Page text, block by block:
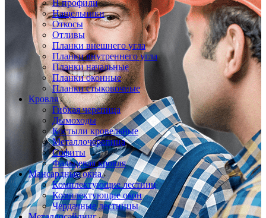
Н профили
Нащельники
Откосы
Отливы
Планки внешнего угла
Планки внутреннего угла
Планки начальные
Планки оконные
Планки стыковочные
Кровля
Гибкая черепица
Дымоходы
Костыли кровельные
Металлочерепица
Софиты
Фальцевая кровля
Мансардные окна
Комплектующие лестниц
Комплектующие окон
Чердачные лестницы